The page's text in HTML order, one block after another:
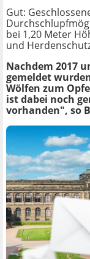
Gut:
bei 1,20 Meter
und
Nachdem 2017
gemeldet
Wölfen zum
ist dabei noch
vorhanden", so